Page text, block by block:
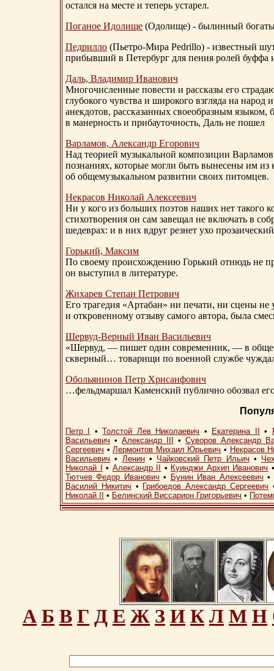
остался на месте и теперь устарел.
Поганое Идолище (Одолище) - былинный
Педрилло (Пьетро-Мира Pedrillo) - известный
прибывший в Петербург для пения ролей буффа
Даль, Владимир Иванович
Многочисленные повести и рассказы его
глубокого чувства и широкого взгляда на
анекдотов, рассказанных своеобразным
в манерность и прибауточность, Даль не пошел
Варламов, Александр Егорович
Над теорией музыкальной композиции
познаниях, которые могли быть вынесены им из
об общемузыкальном развитии своих питомцев.
Некрасов Николай Алексеевич
Ни у кого из больших поэтов наших нет такого
стихотворения он сам завещал не включать в
шедеврах: и в них вдруг резнет ухо
Горький, Максим
По своему происхождению Горький отнюдь не
он выступил в литературе.
Жихарев Степан Петрович
Его трагедия «Артабан» ни печати, ни сцены
и откровенному отзыву самого автора, была
Шервуд-Верный Иван Васильевич
«Шервуд, — пишет один современник, — в
скверный… товарищи по военной службе
Обольянинов Петр Хрисанфович
…фельдмаршал Каменский публично обозвал
Петр I •Толстой Лев Николаевич • Екатерина II •
Васильевич • Александр III • Суворов Александр
Сергеевич •Лермонтов Михаил Юрьевич • Некрасов
Васильевич • Ленин• Чайковский Петр Ильич •
Николай I
• Александр II • Куинджи Архип Иванович
Тютчев Федор Иванович • Бунин Иван Алексеевич •
Василий Никитич • Грибоедов Александр Сергеевич
Николай II
• Белинский Виссарион Григорьевич •
А Б В Г Д Е Ж З И К Л М Н